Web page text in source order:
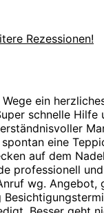
Rezessionen!
ein
schnelle Hilfe
eine
auf dem
professionell
wg. Angebot,